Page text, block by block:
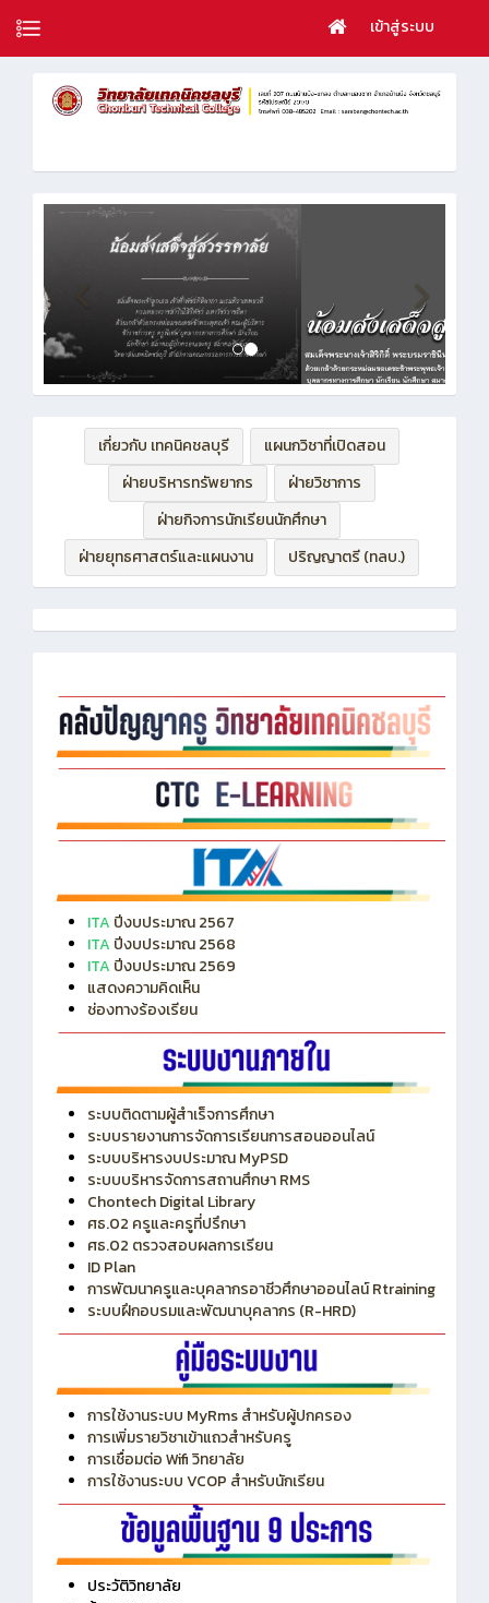
เข้าสู่ระบบ
เกี่ยวกับ เทคนิคชลบุรี
แผนกวิชาที่เปิดสอน
ฝ่ายบริหารทรัพยากร
ฝ่ายวิชาการ
ฝ่ายกิจการนักเรียนนักศึกษา
ฝ่ายยุทธศาสตร์และแผนงาน
ปริญญาตรี (ทลบ.)
ITA ปีงบประมาณ 2567
ITA ปีงบประมาณ 2568
ITAปีงบประมาณ 2569
แสดงความคิดเห็น
ช่องทางร้องเรียน
ระบบติดตามผู้สำเร็จการศึกษา
ระบบรายงานการจัดการเรียนการสอนออนไลน์
ระบบบริหารงบประมาณ MyPSD
ระบบบริหารจัดการสถานศึกษา RMS
Chontech Digital Library
ศธ.02 ครูและครูที่ปรึกษา
ศธ.02 ตรวจสอบผลการเรียน
ID Plan
การพัฒนาครูและบุคลากรอาชีวศึกษาออนไลน์ Rtraining
ระบบฝึกอบรมและพัฒนาบุคลากร (R-HRD)
การใช้งานระบบ MyRms สำหรับผู้ปกครอง
การเพิ่มรายวิชาเข้าแถวสำหรับครู
การเชื่อมต่อ Wifi วิทยาลัย
การใช้งานระบบ VCOP สำหรับนักเรียน